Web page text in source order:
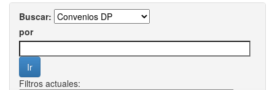
Buscar:
por
Filtros actuales: